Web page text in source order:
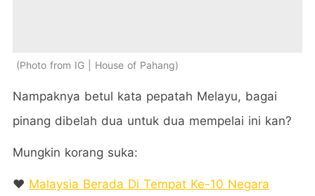
Photo from IG | House of Pahang
Nampaknya betul kata pepatah Melayu, bagai
pinang dibelah dua untuk dua mempelai ini kan?
Mungkin korang suka:
❤️ Malaysia Berada Di Tempat Ke-10 Negara